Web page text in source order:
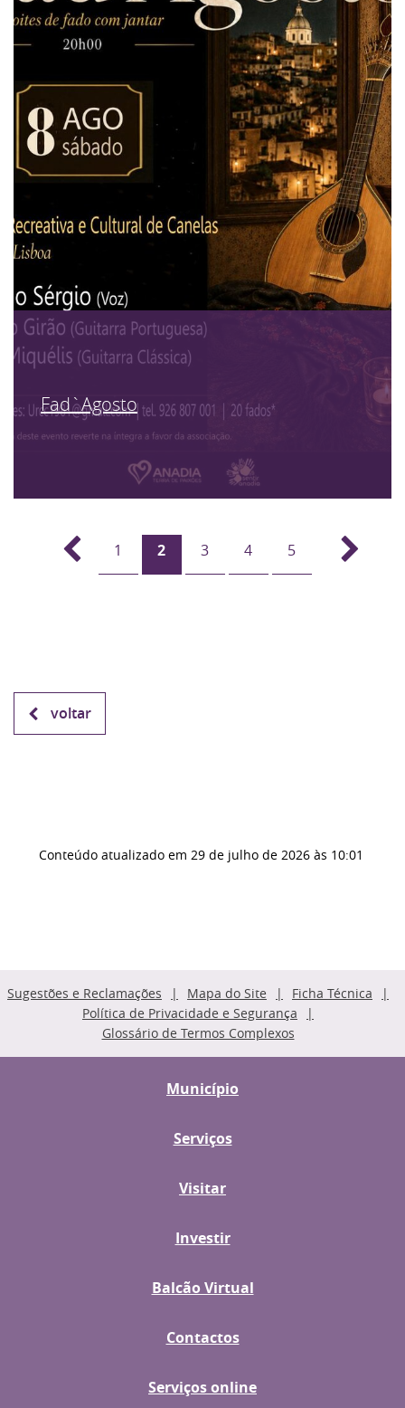
Fad`Agosto
1 2 3 4 5
voltar
Conteúdo atualizado em 29 de julho de 2026 às 10:01
Sugestões e Reclamações Mapa do Site
Ficha Técnica
Política de Privacidade e Segurança
Glossário de Termos Complexos
Município
Serviços
Visitar
Investir
Balcão Virtual
Contactos
Serviços online